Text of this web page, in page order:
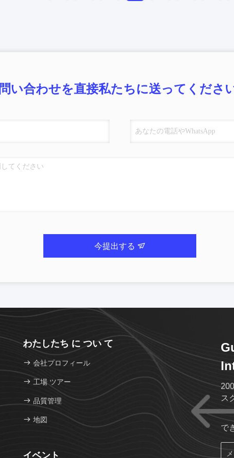
問い合わせを直接私たちに送ってくださ
今提出する
わたしたち に つい て
会社プロフィール
工場 ツアー
品質管理
地図
イベント
ス
で